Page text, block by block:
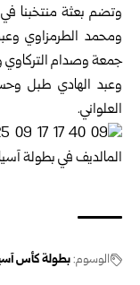
وتضم بعثة منتخبنا
ومحمد الطرمزاوي
جمعة وصدام التركاوي
وعبد الهادي طبل
العلواني.
الوسوم:بطولة كأس